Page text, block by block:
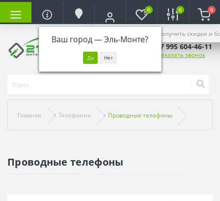
Ваш город —Эль-Монте?
Войдите, чтобы получить скидки и
0 0 0
+7 995 604-46-11
Заказать звонок
Главная Телефония Проводные телефоны
Проводные телефоны